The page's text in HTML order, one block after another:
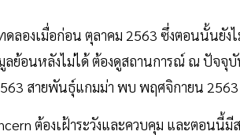
ลองเมื่อก่อน ตุลาคม 2563 ซึ่งตอนนั้นยัง
ย้อนหลังไม่ได้ ต้องดูสถานการณ์ ณ ปัจจุ
สายพันธุ์แกมม่า พบ พฤศจิกายน
ต้องเฝ้าระวังและควบคุม และตอนนี้มี